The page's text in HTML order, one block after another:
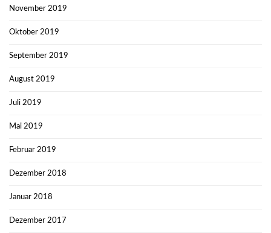
November 2019
Oktober 2019
September 2019
August 2019
Juli 2019
Mai 2019
Februar 2019
Dezember 2018
Januar 2018
Dezember 2017